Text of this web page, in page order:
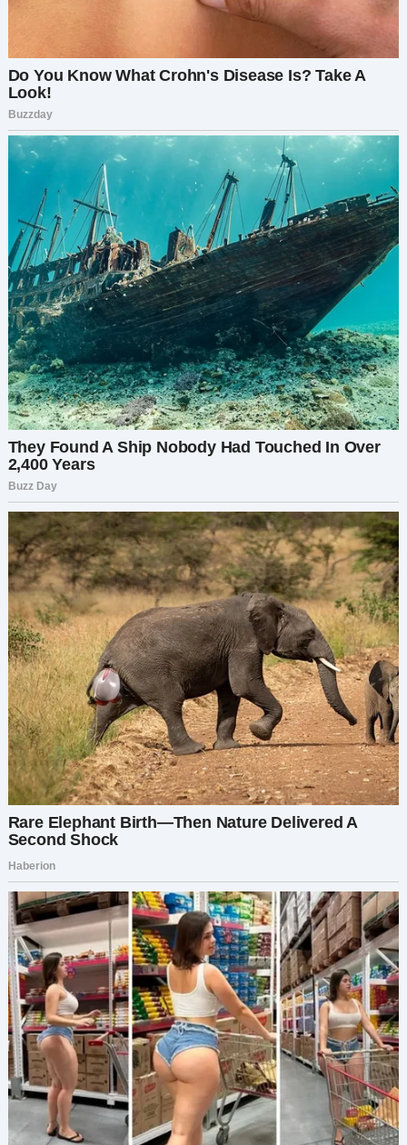
«Три года», — сказала я. «Я верю в создание
прочного фундамента. Шесть месяцев, чтобы
по-настоящему узнать человека, год
серьезных отношений и полтора года
совместной жизни, прежде чем думать о
помолвке или браке». Лицо Димы изменилось,
его дружелюбное выражение сменилось
хмурым взглядом. Он откинулся на спинку стула,
скрестив руки. «Три года? Это очень долго. А
что, если кто-то хочет более быстрых сроков?»
У меня в животе образовался узел. «Ну, э-э, я
думаю, что важно не торопиться, чтобы
построить крепкие отношения. Я вполне
уверена в своем трехлетнем плане». Дима
нахмурился еще больше и резко позвал
официантку. «Счет, пожалуйста», — коротко
сказал он. Она выглядела смущенной, но
быстро принесла счет.
«Дима, что не так?» — спросила я, когда он
встал, но он даже не потрудился ответить. Он
заплатил и вышел из ресторана, не
оглянувшись. Я сидела там, ошеломленная и
обиженная.Что только что произошло?
Позже, дома, я не могла перестать думать о том
вечере. Как Дима мог просто так уйти? Решив,
что мне нужны ответы, я написала ему. Я
отправила селфи, которое мы сделали вместе,
и написала: «Привет, Дима, почему ты так
внезапно ушел? Я думала, мы отлично
проводим время».
Через несколько минут пришел его ответ: «Не
пиши мне больше. Ты нерешительная и
несерьезно относишься к тому, чего хочешь».
Затем он меня заблокировал. Я смотрела на
свой телефон в недоумении.Неужели я была
так неправа?
На следующий день на работе я заметила, что
Никита бросает на меня странные взгляды.
Собравшись с духом, я решила поговорить с
ним. «Никита, что тебе сказал Дима? Ты ведь
знаешь, почему он ушел, не так ли?» — спросила
я, стараясь, чтобы мой голос не дрожал. Никите
стало не по себе, и он переступил с ноги на